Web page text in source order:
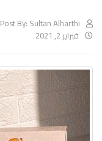
Post By: Sultan Alharthi
فبراير 2, 2021